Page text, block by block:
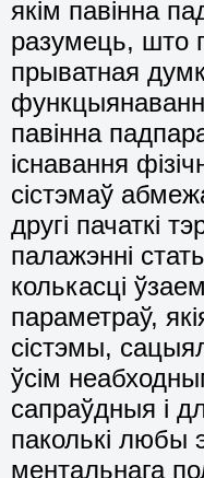
якім павінна
разумець, што
прыватная
павінна
існавання
сістэмаў
другі пачаткі
палажэнні
колькасці
параметраў,
сістэмы,
ўсім
сапраўдныя і
паколькі любы
ментальнага